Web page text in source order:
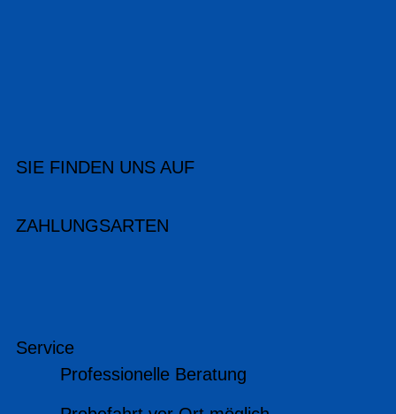
SIE FINDEN UNS AUF
ZAHLUNGSARTEN
Service
Professionelle Beratung